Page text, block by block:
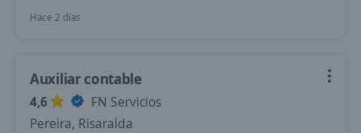
Hace 2 días
Auxiliar contable
4,6
FN Servicios
Pereira, Risaralda